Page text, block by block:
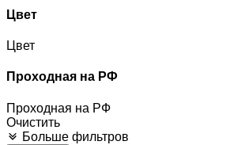
Цвет
Цвет
Проходная на РФ
Проходная на РФ
Очистить
Больше фильтров